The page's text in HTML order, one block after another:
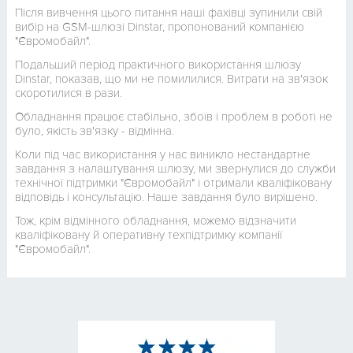
Після вивчення цього питання наші фахівці зупинили свій
вибір на GSM-шлюзі Dinstar, пропонований компанією
"Євромобайл".
Подальший період практичного використання шлюзу
Dinstar, показав, що ми не помилилися. Витрати на зв'язок
скоротилися в рази.
Обладнання працює стабільно, збоїв і проблем в роботі не
було, якість зв'язку - відмінна.
Коли під час використання у нас виникло нестандартне
завдання з налаштування шлюзу, ми звернулися до служби
технічної підтримки "Євромобайл" і отримали кваліфіковану
відповідь і консультацію. Наше завдання було вирішено.
Тож, крім відмінного обладнання, можемо відзначити
кваліфіковану й оперативну техпідтримку компанії
"Євромобайл".